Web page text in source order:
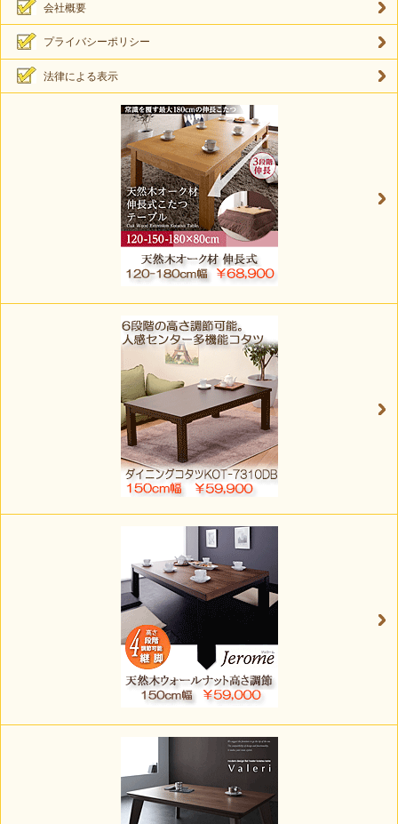
会社概要
プライバシーポリシー
法律による表示